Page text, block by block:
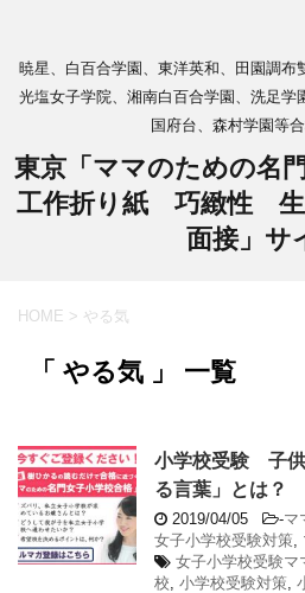
暁星、白百合学園、東洋英和、田園調布
光塩女子学院、湘南白百合学園、洗足学
国府台、森村学園等
東京「ママのための名
工作折り紙 巧緻性
面接」サ
HOME > やる気
「 やる気 」 一覧
小学校受験 子供
る言葉」とは？
2019/04/05 -マ
女子小学校受験対策
女子小学校受験マ
校 小学校受験対策